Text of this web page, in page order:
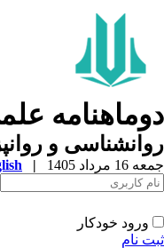
و
مرداد 1405 |
ورود خودکار
نام